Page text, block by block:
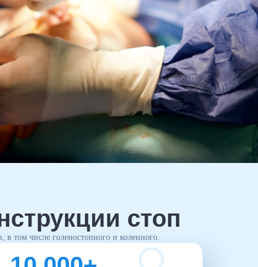
стоп
в том числе голеностопного и коленного.